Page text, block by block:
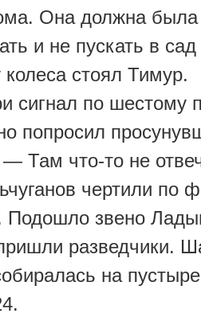
Она должна была
и не пускать в
колеса стоял Тимур.
сигнал по шестому
попросил
Там что-то не
чертили по
Подошло звено
разведчики.
на